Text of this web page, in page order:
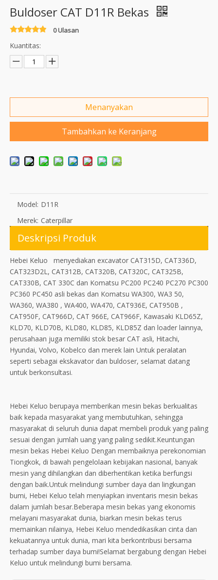
Buldoser CAT D11R Bekas
0 Ulasan
Kuantitas:
Menanyakan
Tambahkan ke Keranjang
Model: D11R
Merek: Caterpillar
Deskripsi Produk
Hebei Keluo menyediakan excavator CAT315D, CAT336D,
CAT323D2L, CAT312B, CAT320B, CAT320C, CAT325B,
CAT330B, CAT 330C dan Komatsu PC200 PC240 PC270 PC300
PC360 PC450 asli bekas dan Komatsu WA300, WA3 50,
WA360, WA380 , WA400, WA470, CAT936E, CAT950B ,
CAT950F, CAT966D, CAT 966E, CAT966F, Kawasaki KLD65Z,
KLD70, KLD70B, KLD80, KLD85, KLD85Z dan loader lainnya,
perusahaan juga memiliki stok besar CAT asli, Hitachi,
Hyundai, Volvo, Kobelco dan merek lain Untuk peralatan
seperti sebagai ekskavator dan buldoser, selamat datang
untuk berkonsultasi.
Hebei Keluo berupaya memberikan mesin bekas berkualitas
baik kepada masyarakat yang membutuhkan, sehingga
masyarakat di seluruh dunia dapat membeli produk yang paling
sesuai dengan jumlah uang yang paling sedikit.Keuntungan
mesin bekas Hebei Keluo Dengan membaiknya perekonomian
Tiongkok, di bawah pengelolaan kebijakan nasional, banyak
mesin yang dihilangkan dan diberhentikan ketika berfungsi
dengan baik.Untuk melindungi sumber daya dan lingkungan
bumi, Hebei Keluo telah menyiapkan inventaris mesin bekas
dalam jumlah besar.Beberapa mesin bekas yang ekonomis
melayani masyarakat dunia, biarkan mesin bekas terus
memainkan nilainya, Hebei Keluo mendedikasikan cinta dan
kekuatannya untuk dunia, mari kita berkontribusi bersama
terhadap sumber daya bumi!Selamat bergabung dengan Hebei
Keluo untuk melindungi bumi bersama.